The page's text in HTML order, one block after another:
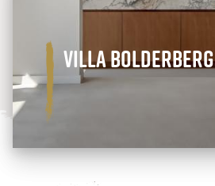
Villa Bolderberg